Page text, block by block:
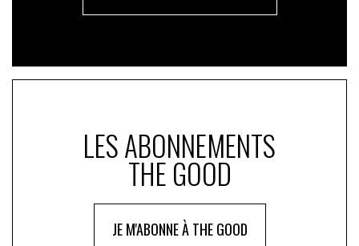
LES ABONNEMENTS
THE GOOD
JE M'ABONNE À THE GOOD